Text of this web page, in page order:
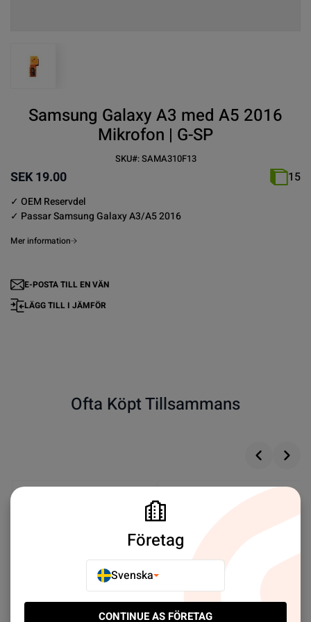
View larger image
Samsung Galaxy A3 med A5 2016
Mikrofon | G-SP
SKU#:SAMA310F13
SEK 19.00 15
✓ OEM Reservdel
✓ PassarSamsung GalaxyA3/A5 2016
Mer information
E-POSTA TILL EN VÄN
LÄGG TILL I JÄMFÖR
Ofta Köpt Tillsammans
Företag
Svenska
CONTINUE AS FÖRETAG